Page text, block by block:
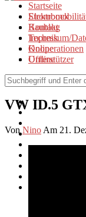
Startseite
Strombock
Kontakt
Impressum/
Kooperationen
Unterstützer
Baublog
Technik
Online
Offline
Elektromobilität
VW ID.5
Von Nino Am 21.